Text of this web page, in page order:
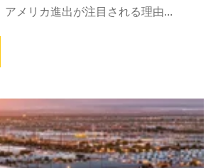
アメリカ進出が注目される理由...